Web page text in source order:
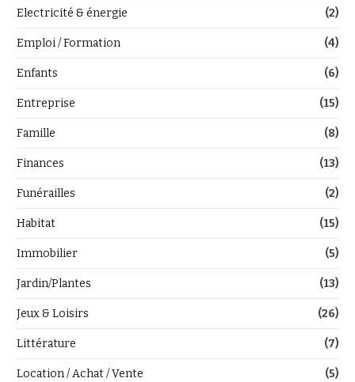
Electricité & énergie (2)
Emploi / Formation (4)
Enfants (6)
Entreprise (15)
Famille (8)
Finances (13)
Funérailles (2)
Habitat (15)
Immobilier (5)
Jardin/Plantes (13)
Jeux & Loisirs (26)
Littérature (7)
Location / Achat / Vente (5)